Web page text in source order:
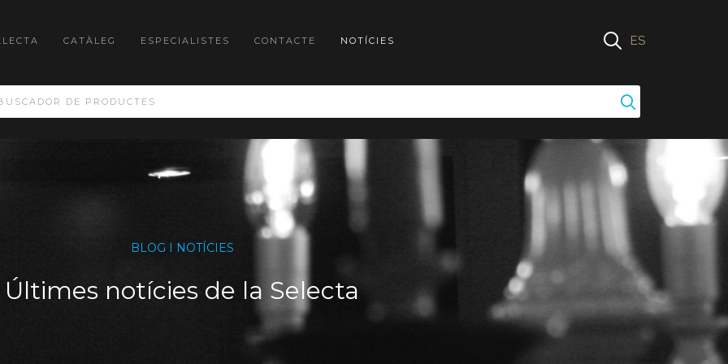
CATÀLEG ESPECIALISTES CONTACTE NOTÍCIES ES
BLOG I NOTÍCIES
Últimes notícies de la Selecta